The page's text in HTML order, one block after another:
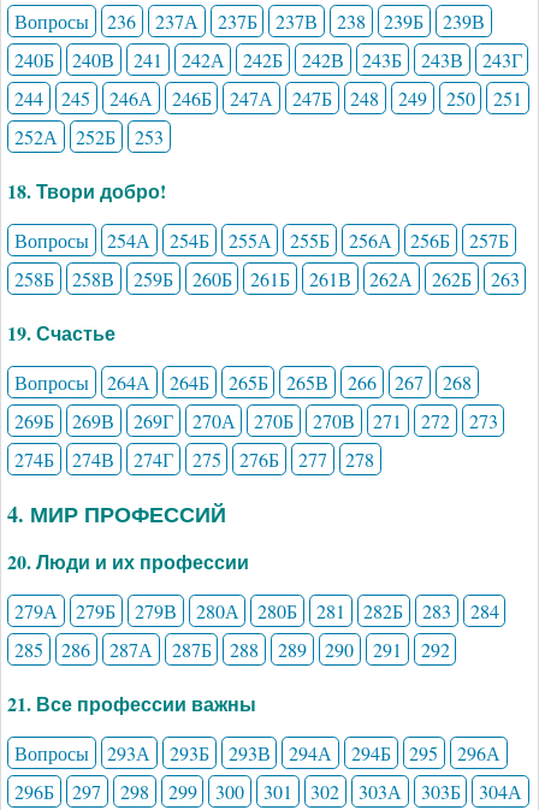
Вопросы 236 237А 237Б 237В 238 239Б
239В
240Б
240В 241 242А 242Б 242В 243Б 243В
243Г
244
245 246А 246Б 247А 247Б 248 249 250
251
252А
252Б 253
18. Твори добро!
Вопросы 254А 254Б 255А 255Б 256А 256Б
257Б
258Б
258В 259Б 260Б 261Б 261В 262А 262Б 263
19. Счастье
Вопросы 264А 264Б 265Б 265В 266 267
268
269Б
269В 269Г 270А 270Б 270В 271 272
273
274Б
274В 274Г 275 276Б 277 278
4. МИР ПРОФЕССИЙ
20. Люди и их профессии
279А 279Б 279В 280А 280Б 281 282Б 283
284
285
286 287А 287Б 288 289 290 291 292
21. Все профессии важны
Вопросы 293А 293Б 293В 294А 294Б 295
296А
296Б
297 298 299 300 301 302 303А 303Б
304А